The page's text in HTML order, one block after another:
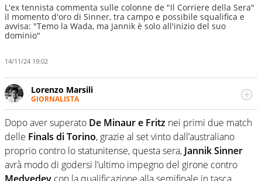
L'ex tennista commenta sulle colonne de "Il Corriere della Sera"
il momento d'oro di Sinner, tra campo e possibile squalifica e
avvisa: "Temo la Wada, ma Jannik è solo all'inizio del suo
dominio"
14/11/24 19:02
Lorenzo Marsili
GIORNALISTA
Giornalista pubblicista, redattore, divulgatore. E' una
delle anime video del sito: racconta in immagini un
evento e lo fa come pochi altri
Dopo aver superato De Minaur e Fritz nei primi due match
delle Finals di Torino, grazie al set vinto dall’australiano
proprio contro lo statunitense, questa sera, Jannik Sinner
avrà modo di godersi l’ultimo impegno del girone contro